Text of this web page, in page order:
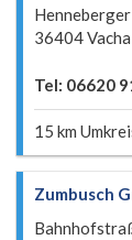
36404 Vacha
Tel: 06620
15 km
Zumbusch